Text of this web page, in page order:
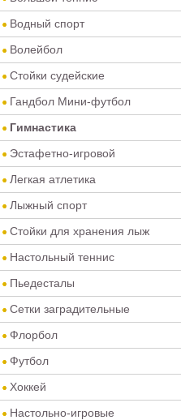
Водный спорт
Волейбол
Стойки судейские
Гандбол Мини-футбол
Гимнастика
Эстафетно-игровой
Легкая атлетика
Лыжный спорт
Стойки для хранения лыж
Настольный теннис
Пьедесталы
Сетки заградительные
Флорбол
Футбол
Хоккей
Настольно-игровые